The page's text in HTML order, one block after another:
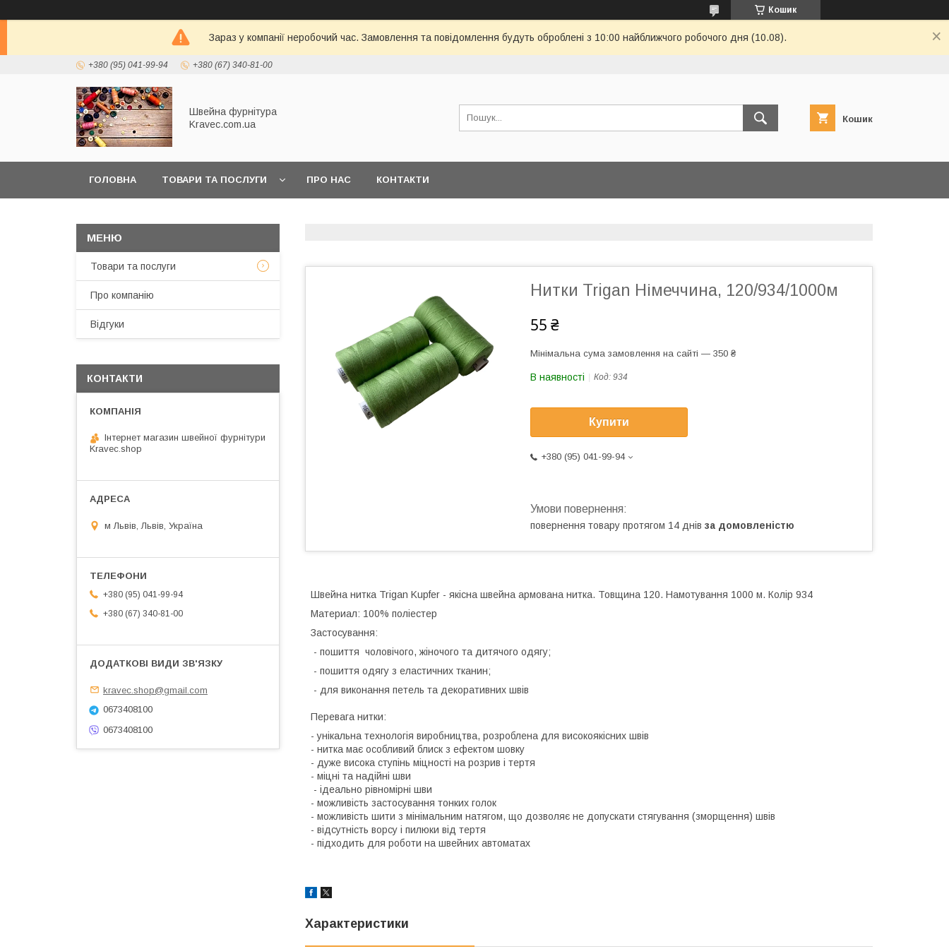
Кошик
Зараз у компанії неробочий час. Замовлення та повідомлення будуть оброблені з 10:00 найближчого робочого дня (10.08).
+380 (95) 041-99-94 +380 (67) 340-81-00
Швейна фурнітура
Kravec.com.ua
Кошик
ГОЛОВНА ТОВАРИ ТА ПОСЛУГИ ПРО НАС КОНТАКТИ
Нитки Trigan Німеччина, 120/934/1000м
55 ₴
Мінімальна сума замовлення на сайті — 350 ₴
В наявності Код: 934
Купити
+380 (95) 041-99-94
повернення товару протягом 14 днів за домовленістю
Швейна нитка Trigan Kupfer - якісна швейна армована нитка. Товщина 120. Намотування 1000 м. Колір 934
Материал: 100% поліестер
Застосування:
- пошиття чоловічого, жіночого та дитячого одягу;
- пошиття одягу з еластичних тканин;
- для виконання петель та декоративних швів
Перевага нитки:
- унікальна технологія виробництва, розроблена для високоякісних швів
- нитка має особливий блиск з ефектом шовку
- дуже висока ступінь міцності на розрив і тертя
- міцні та надійні шви
- ідеально рівномірні шви
- можливість застосування тонких голок
- можливість шити з мінімальним натягом, що дозволяє не допускати стягування (зморщення) швів
- відсутність ворсу і пилюки від тертя
- підходить для роботи на швейних автоматах
Характеристики
Товари та послуги
Про компанію
Відгуки
КОНТАКТИ
Інтернет магазин швейної фурнітури
Kravec.shop
м Львів, Львів, Україна
+380 (95) 041-99-94
+380 (67) 340-81-00
kravec.shop@gmail.com
0673408100
0673408100